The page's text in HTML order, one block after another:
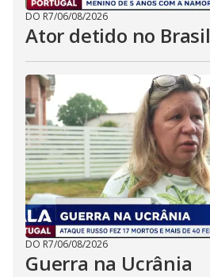
DO R7/06/08/2026
Ator detido no Brasil
DO R7/06/08/2026
Guerra na Ucrânia